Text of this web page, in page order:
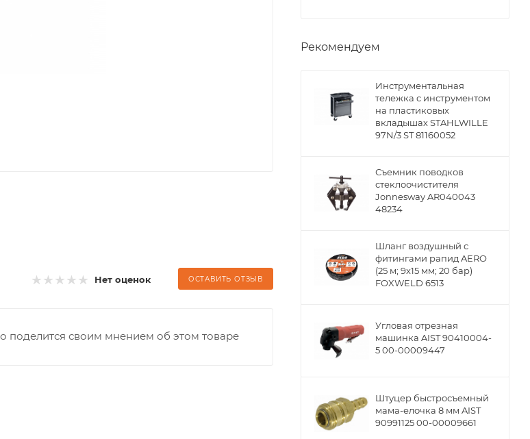
Нет оценок ОСТАВИТЬ ОТЗЫВ
поделится своим мнением об этом товаре
Рекомендуем
Инструментальная
тележка с инструментом
на пластиковых
вкладышах STAHLWILLE
97N/3 ST 81160052
Съемник поводков
стеклоочистителя
Jonnesway AR040043
48234
Шланг воздушный с
фитингами рапид AERO
(25 м; 9x15 мм; 20 бар)
FOXWELD 6513
Угловая отрезная
машинка AIST 90410004-
5 00-00009447
Штуцер быстросъемный
мама-елочка 8 мм AIST
90991125 00-00009661